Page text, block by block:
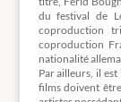
du festival de
coproduction
coproduction
nationalité
Par ailleurs, il est
films doivent